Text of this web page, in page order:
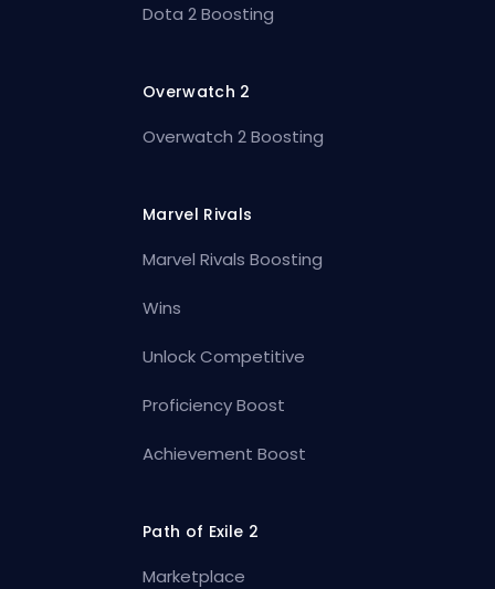
Dota 2 Boosting
Overwatch 2
Overwatch 2 Boosting
Marvel Rivals
Marvel Rivals Boosting
Wins
Unlock Competitive
Proficiency Boost
Achievement Boost
Path of Exile 2
Marketplace